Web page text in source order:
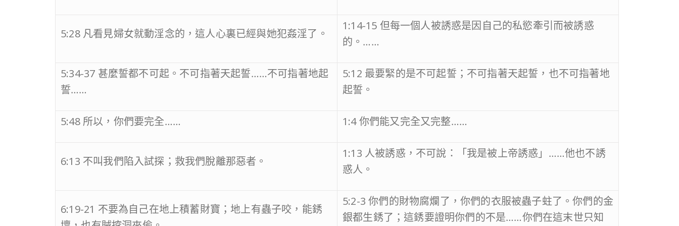
5:28 凡看見婦女就動淫念的，這人心裏已經與她犯姦淫了。
1:14-15 但每一個人被誘惑是因自己的私慾牽引而被誘惑
的。……
5:34-37 甚麼誓都不可起。不可指著天起誓……不可指著地起
誓……
5:12 最要緊的是不可起誓；不可指著天起誓，也不可指著地
起誓。
5:48 所以，你們要完全…… 1:4 你們能又完全又完整……
6:13 不叫我們陷入試探；救我們脫離那惡者。
1:13 人被誘惑，不可說：「我是被上帝誘惑」……他也不誘
惑人。
6:19-21 不要為自己在地上積蓄財寶；地上有蟲子咬，能銹
5:2-3 你們的財物腐爛了，你們的衣服被蟲子蛀了。你們的金
銀都生銹了；這銹要證明你們的不是……你們在這末世只知